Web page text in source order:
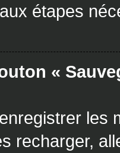
étapes
«
recharger,